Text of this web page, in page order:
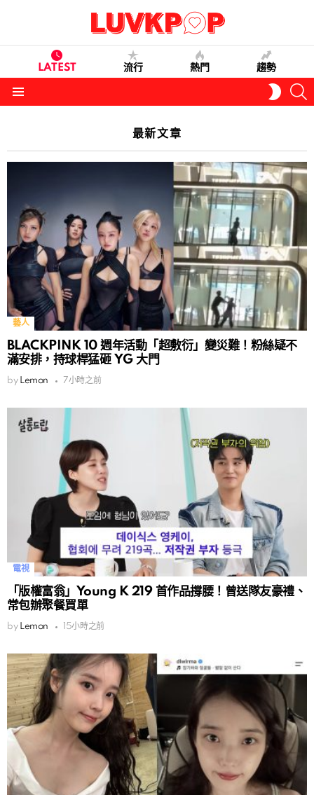
LATEST 流行 熱門 趨勢
SKIN
最新文章
藝人
BLACKPINK 10 週年活動「超敷衍」變災難！粉絲疑不
滿安排，持球桿猛砸 YG 大門
by Lemon 7小時之前
電視
「版權富翁」Young K 219 首作品撐腰！曾送隊友豪禮、
常包辦聚餐買單
by Lemon 15小時之前